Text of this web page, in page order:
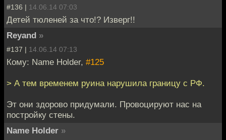
#136 | 14.06.14 07:03
Детей тюленей за что!? Изверг!!
Reyand »
#137 | 14.06.14 07:13
Кому: Name Holder, #125
> А тем временем руина нарушила границу с РФ.
Эт они здорово придумали. Провоцируют нас на
постройку стены.
Name Holder »